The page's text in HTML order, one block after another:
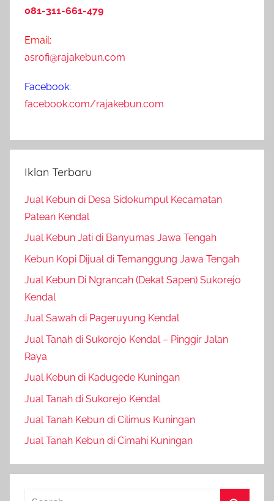
081-311-661-479
Email:
asrofi@rajakebun.com
Facebook:
facebook.com/rajakebun.com
Iklan Terbaru
Jual Kebun di Desa Sidokumpul Kecamatan
Patean Kendal
Jual Kebun Jati di Banyumas Jawa Tengah
Kebun Kopi Dijual di Temanggung Jawa Tengah
Jual Kebun Di Ngrancah (Dekat Sapen) Sukorejo
Kendal
Jual Sawah di Pageruyung Kendal
Jual Tanah di Sukorejo Kendal – Pinggir Jalan
Raya
Jual Kebun di Kadugede Kuningan
Jual Tanah di Sukorejo Kendal
Jual Tanah Kebun di Cilimus Kuningan
Jual Tanah Kebun di Cimahi Kuningan
Search